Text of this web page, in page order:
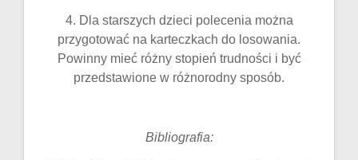
4. Dla starszych dzieci polecenia można
przygotować na karteczkach do losowania.
Powinny mieć różny stopień trudności i być
przedstawione w różnorodny sposób.
Bibliografia: